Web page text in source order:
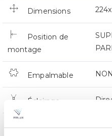
Dimensions
Position de
montage
Empalmable NON
Éclairage